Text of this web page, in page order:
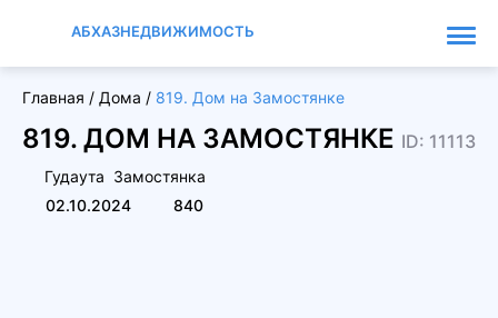
АБХАЗНЕДВИЖИМОСТЬ
Главная / Дома / 819. Дом на Замостянке
819. ДОМ НА ЗАМОСТЯНКЕ ID: 11113
Гудаута Замостянка
02.10.2024
840